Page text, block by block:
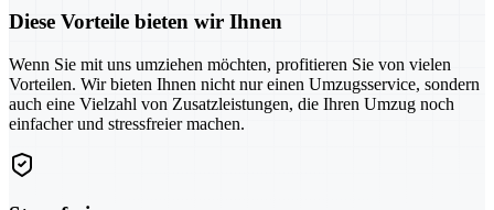
Diese Vorteile bieten wir Ihnen
Wenn Sie mit uns umziehen möchten, profitieren Sie von vielen
Vorteilen. Wir bieten Ihnen nicht nur einen Umzugsservice, sondern
auch eine Vielzahl von Zusatzleistungen, die Ihren Umzug noch
einfacher und stressfreier machen.